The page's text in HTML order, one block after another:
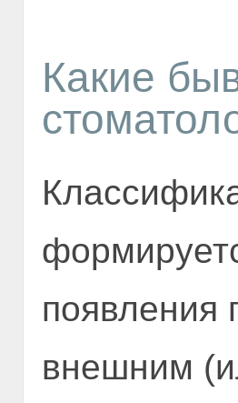
Какие
появления
внешним